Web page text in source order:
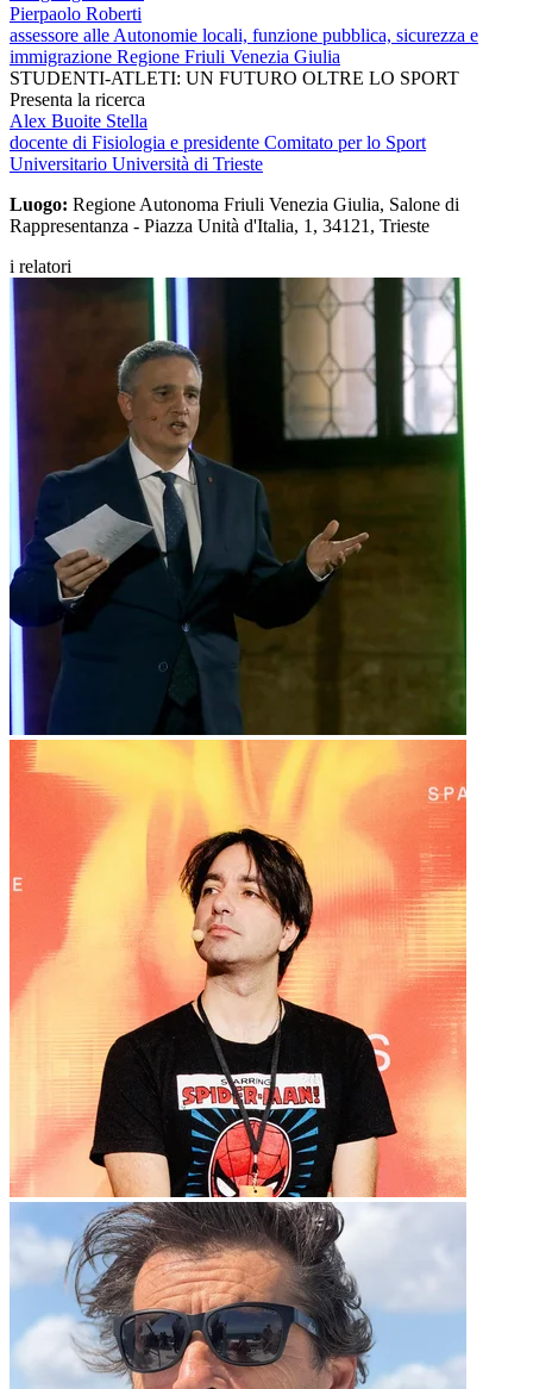
Pierpaolo Roberti
assessore alle Autonomie locali, funzione pubblica, sicurezza e
immigrazione Regione Friuli Venezia Giulia
STUDENTI-ATLETI: UN FUTURO OLTRE LO SPORT
Presenta la ricerca
Alex Buoite Stella
docente di Fisiologia e presidente Comitato per lo Sport
Universitario Università di Trieste
Luogo: Regione Autonoma Friuli Venezia Giulia, Salone di
Rappresentanza - Piazza Unità d'Italia, 1, 34121, Trieste
i relatori